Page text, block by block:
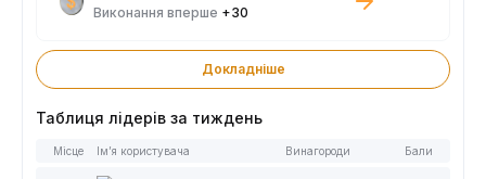
Виконання вперше +30
Докладніше
Таблиця лідерів за тиждень
Місце Ім’я користувача Винагороди Бали